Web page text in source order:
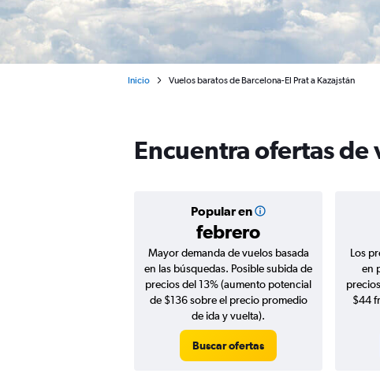
Inicio Vuelos baratos de Barcelona-El Prat a Kazajstán
Encuentra ofertas de
Popular en
febrero
Mayor demanda de vuelos basada
en las búsquedas. Posible subida de
precios del 13% (aumento potencial
de $136 sobre el precio promedio
de ida y vuelta).
Buscar ofertas
Los
en
$44